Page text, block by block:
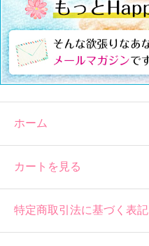
ホーム
カートを見る
特定商取引法に基づく表記